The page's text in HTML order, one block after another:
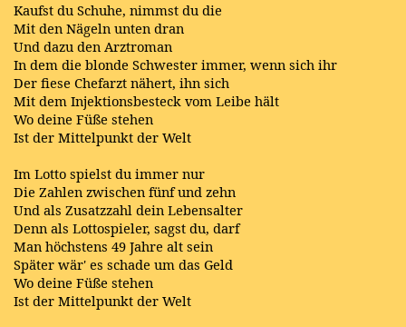
Kaufst du Schuhe, nimmst du die
Mit den Nägeln unten dran
Und dazu den Arztroman
In dem die blonde Schwester immer, wenn sich ihr
Der fiese Chefarzt nähert, ihn sich
Mit dem Injektionsbesteck vom Leibe hält
Wo deine Füße stehen
Ist der Mittelpunkt der Welt
Im Lotto spielst du immer nur
Die Zahlen zwischen fünf und zehn
Und als Zusatzzahl dein Lebensalter
Denn als Lottospieler, sagst du, darf
Man höchstens 49 Jahre alt sein
Später wär' es schade um das Geld
Wo deine Füße stehen
Ist der Mittelpunkt der Welt